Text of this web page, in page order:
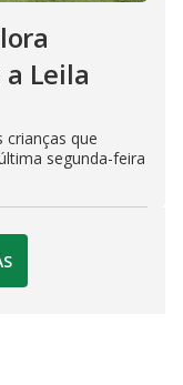
Leila
que
segunda-feira